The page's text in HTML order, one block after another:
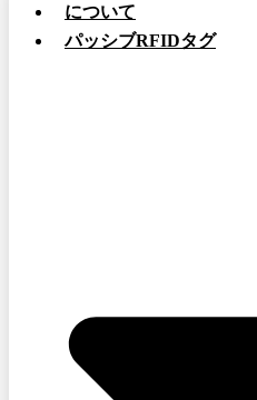
について
パッシブRFIDタグ